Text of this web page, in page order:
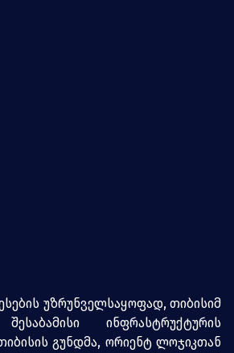
უზრუნველსაყოფად, თიბისიმ
ინფრასტრუქტურის
გუნდმა, ორიენტ ლოჯიკთან